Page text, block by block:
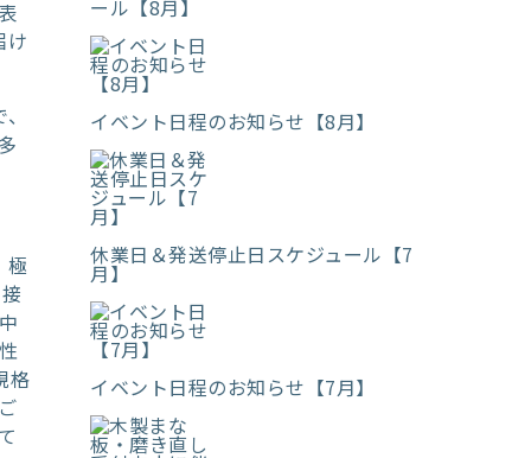
ール【8月】
イベント日程のお知らせ【8月】
休業日＆発送停止日スケジュール【7
月】
イベント日程のお知らせ【7月】
け
極
格